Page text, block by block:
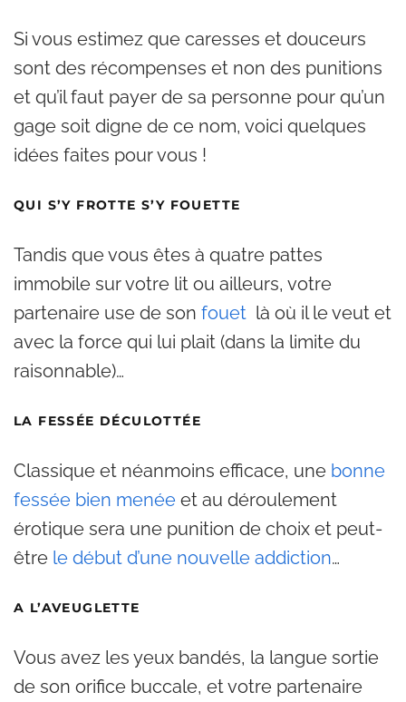
Si vous estimez que caresses et douceurs
sont des récompenses et non des punitions
et qu’il faut payer de sa personne pour qu’un
gage soit digne de ce nom, voici quelques
idées faites pour vous !
QUI S’Y FROTTE S’Y FOUETTE
Tandis que vous êtes à quatre pattes
immobile sur votre lit ou ailleurs, votre
partenaire use de son fouet là où il le veut et
avec la force qui lui plait (dans la limite du
raisonnable)…
LA FESSÉE DÉCULOTTÉE
Classique et néanmoins efficace, une bonne
fessée bien menée et au déroulement
érotique sera une punition de choix et peut-
être le début d’une nouvelle addiction…
A L’AVEUGLETTE
Vous avez les yeux bandés, la langue sortie
de son orifice buccale, et votre partenaire